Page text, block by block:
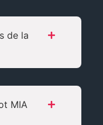
de la
MIA